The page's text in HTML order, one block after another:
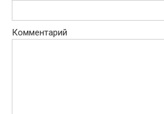
Комментарий